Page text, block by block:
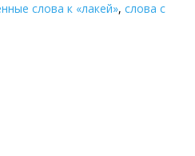
слова к «лакей», слова с